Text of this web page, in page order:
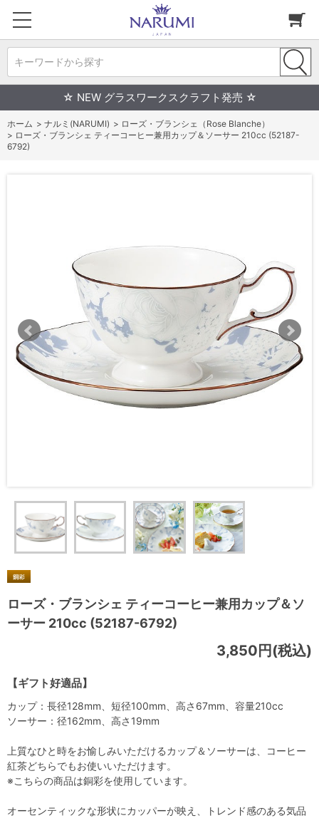
キーワードから探す
☆ NEW グラスワークスクラフト発売 ☆
ホーム > ナルミ(NARUMI) > ローズ・ブランシェ（Rose Blanche）
> ローズ・ブランシェ ティーコーヒー兼用カップ＆ソーサー 210cc (52187-
6792)
ローズ・ブランシェ ティーコーヒー兼用カップ＆ソ
ーサー 210cc (52187-6792)
【ギフト好適品】
3,850円(税込)
カップ：長径128mm、短径100mm、高さ67mm、容量210cc
ソーサー：径162mm、高さ19mm
上質なひと時をお愉しみいただけるカップ＆ソーサーは、コーヒー
紅茶どちらでもお使いいただけます。
※こちらの商品は銅彩を使用しています。
オーセンティックな形状にカッパーが映え、トレンド感のある気品